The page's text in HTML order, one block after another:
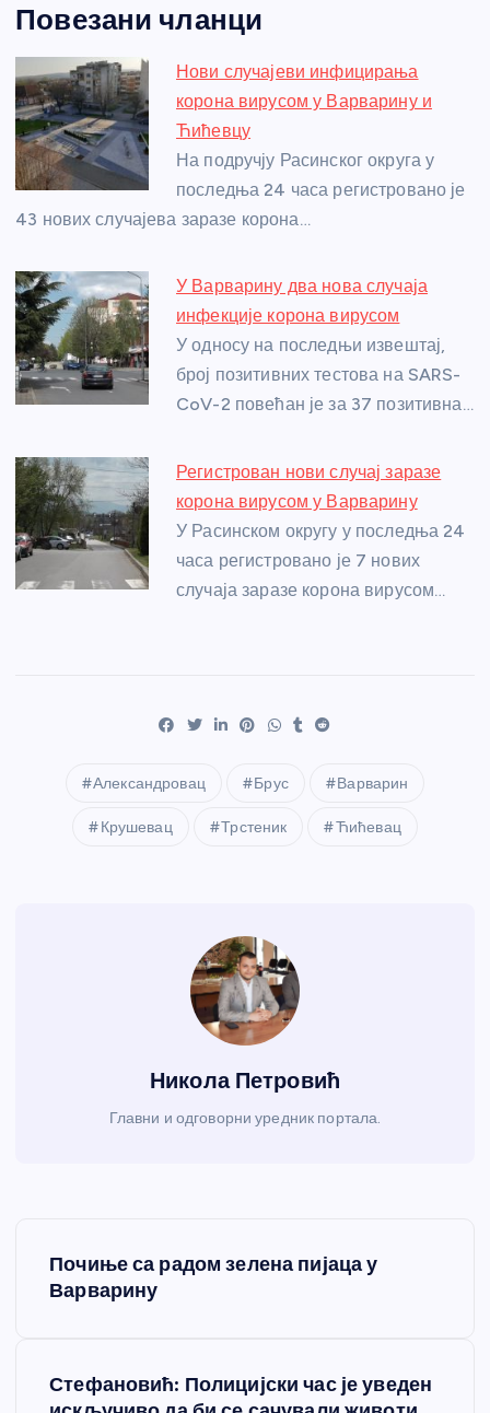
c
e
b
o
o
k
ss
e
n
g
er
itt
er
er at
s
A
p
p
a
g
e
st
e
Повезани чланци
Нови случајеви инфицирања
корона вирусом у Варварину и
Ћићевцу
На подручју Расинског округа у
последња 24 часа регистровано је
43 нових случајева заразе корона…
У Варварину два нова случаја
инфекције корона вирусом
У односу на последњи извештај,
број позитивних тестова на SARS-
CoV-2 повећан је за 37 позитивна…
Регистрован нови случај заразе
корона вирусом у Варварину
У Расинском округу у последња 24
часа регистровано је 7 нових
случаја заразе корона вирусом…
Александровац Брус Варварин
Крушевац Трстеник Ћићевац
Никола Петровић
Главни и одговорни уредник портала.
Почиње са радом зелена пијаца у
Варварину
Стефановић: Полицијски час је уведен